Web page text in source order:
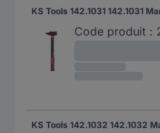
Code produit :